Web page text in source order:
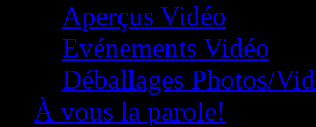
Aperçus Vidéo
Evénements Vidéo
Déballages Photos/
À vous la parole!